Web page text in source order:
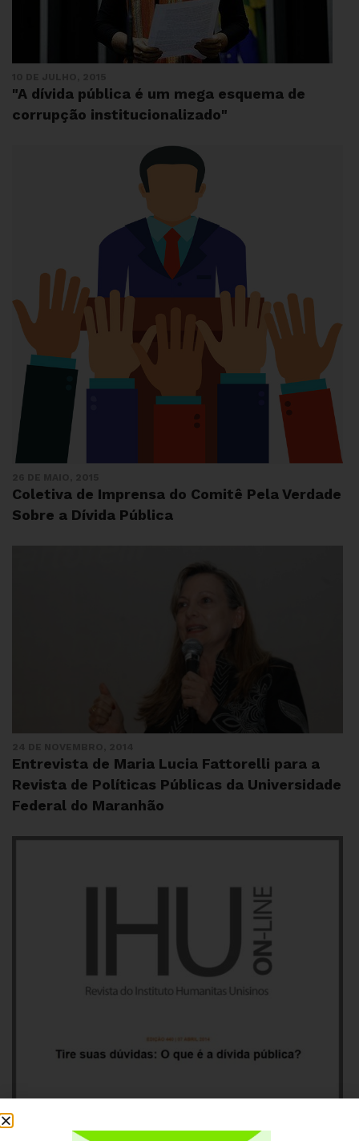
"A dívida pública é um mega esquema de
corrupção institucionalizado"
Coletiva de Imprensa do Comitê Pela Verdade
Sobre a Dívida Pública
Entrevista de Maria Lucia Fattorelli para a
Revista de Políticas Públicas da Universidade
Federal do Maranhão